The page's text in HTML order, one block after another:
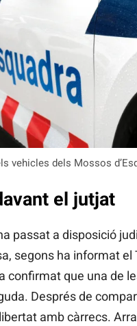
vehicles dels Mossos
el jutjat
passat a disposició
segons ha informat
confirmat que una de
Després de
amb càrrecs.